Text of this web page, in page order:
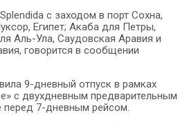
с заходом в порт Сохна,
Египет; Акаба для Петры,
Аль-Ула, Саудовская Аравия и
говорится в сообщении
9-дневный отпуск в рамках
с двухдневным предварительным
перед 7-дневным рейсом.